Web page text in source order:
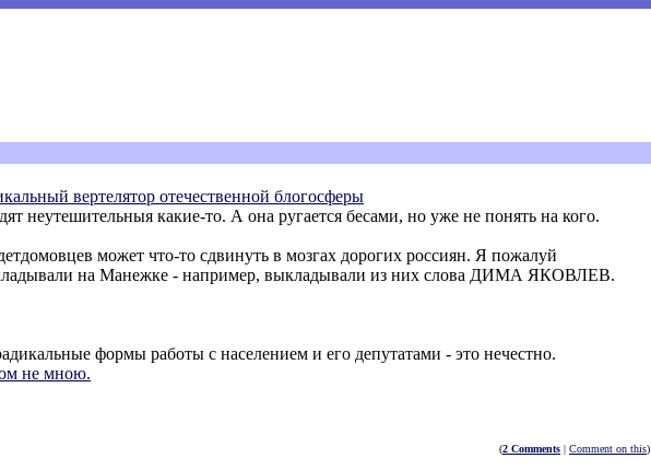
вертелятор отечественной блогосферы
неутешительныя какие-то. А она ругается бесами, но уже не понять на кого.
может что-то сдвинуть в мозгах дорогих россиян. Я пожалуй
на Манежке - например, выкладывали из них слова ДИМА ЯКОВЛЕВ.
формы работы с населением и его депутатами - это нечестно.
не мною.
(2 Comments | Comment on this)